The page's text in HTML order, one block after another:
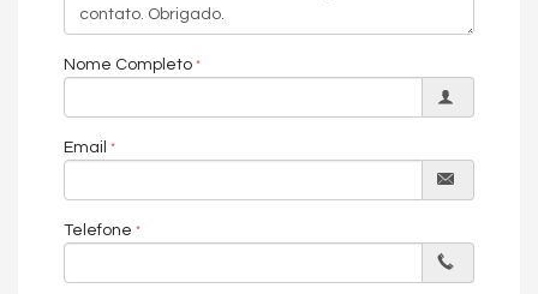
Suíte Master
Características do Empreendimento
Salão de Festas
Espaço Gourmet
Playground
Box de Praia
Nome Completo
Email
Telefone